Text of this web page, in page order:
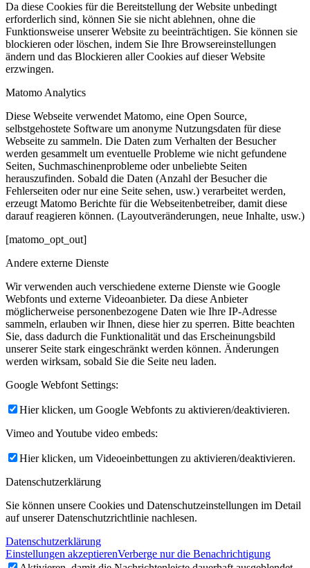
Da diese Cookies für die Bereitstellung der Website unbedingt
erforderlich sind, können Sie sie nicht ablehnen, ohne die
Funktionsweise unserer Website zu beeinträchtigen. Sie können sie
blockieren oder löschen, indem Sie Ihre Browsereinstellungen
ändern und das Blockieren aller Cookies auf dieser Website
erzwingen.
Matomo Analytics
Diese Webseite verwendet Matomo, eine Open Source,
selbstgehostete Software um anonyme Nutzungsdaten für diese
Webseite zu sammeln. Die Daten zum Verhalten der Besucher
werden gesammelt um eventuelle Probleme wie nicht gefundene
Seiten, Suchmaschinenprobleme oder unbeliebte Seiten
herauszufinden. Sobald die Daten (Anzahl der Besucher die
Fehlerseiten oder nur eine Seite sehen, usw.) verarbeitet werden,
erzeugt Matomo Berichte für die Webseitenbetreiber, damit diese
darauf reagieren können. (Layoutveränderungen, neue Inhalte, usw.)
[matomo_opt_out]
Andere externe Dienste
Wir verwenden auch verschiedene externe Dienste wie Google
Webfonts und externe Videoanbieter. Da diese Anbieter
möglicherweise personenbezogene Daten wie Ihre IP-Adresse
sammeln, erlauben wir Ihnen, diese hier zu sperren. Bitte beachten
Sie, dass dadurch die Funktionalität und das Erscheinungsbild
unserer Seite stark eingeschränkt werden können. Änderungen
werden wirksam, sobald Sie die Seite neu laden.
Google Webfont Settings:
Hier klicken, um Google Webfonts zu aktivieren/deaktivieren.
Vimeo and Youtube video embeds:
Hier klicken, um Videoeinbettungen zu aktivieren/deaktivieren.
Datenschutzerklärung
Sie können unsere Cookies und Datenschutzeinstellungen im Detail
auf unserer Datenschutzrichtlinie nachlesen.
Datenschutzerklärung
Einstellungen akzeptierenVerberge nur die Benachrichtigung